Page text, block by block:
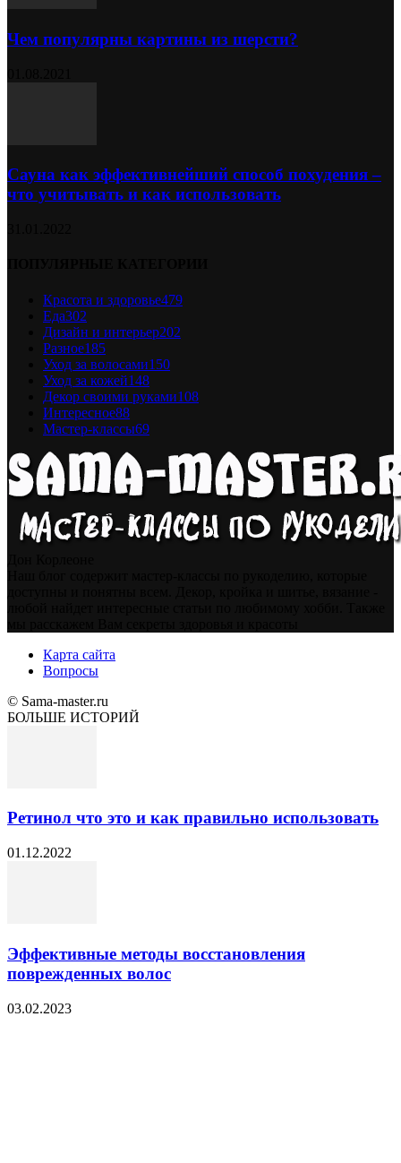
Чем популярны картины из шерсти?
Сауна как эффективнейший способ похудения –
что учитывать и как использовать
Красота и здоровье479
Еда302
Дизайн и интерьер202
Разное185
Уход за волосами150
Уход за кожей148
Декор своими руками108
Интересное88
Мастер-классы69
Карта сайта
Вопросы
© Sama-master.ru
БОЛЬШЕ ИСТОРИЙ
Ретинол что это и как правильно использовать
01.12.2022
Эффективные методы восстановления
поврежденных волос
03.02.2023